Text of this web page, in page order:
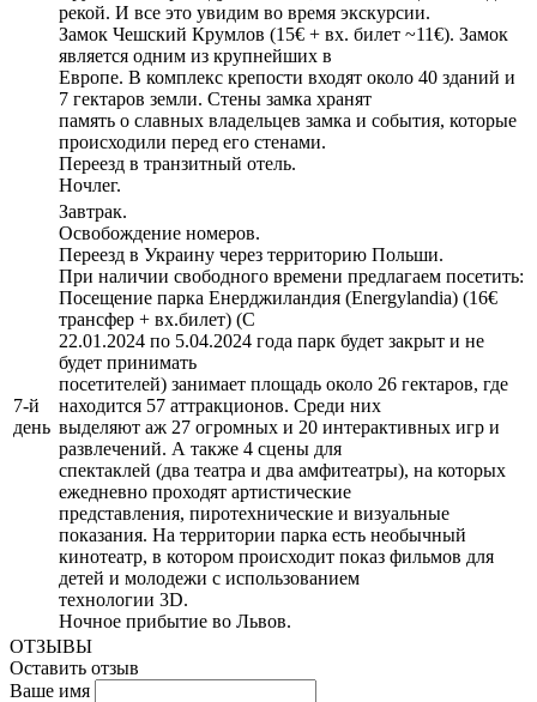
рекой. И все это увидим во время экскурсии.
Замок Чешский Крумлов (15€ + вх. билет ~11€). Замок
является одним из крупнейших в
Европе. В комплекс крепости входят около 40 зданий и
7 гектаров земли. Стены замка хранят
память о славных владельцев замка и события, которые
происходили перед его стенами.
Переезд в транзитный отель.
Ночлег.
7-й
день
Завтрак.
Освобождение номеров.
Переезд в Украину через территорию Польши.
При наличии свободного времени предлагаем посетить:
Посещение парка Енерджиландия (Energylandia) (16€
трансфер + вх.билет) (С
22.01.2024 по 5.04.2024 года парк будет закрыт и не
будет принимать
посетителей) занимает площадь около 26 гектаров, где
находится 57 аттракционов. Среди них
выделяют аж 27 огромных и 20 интерактивных игр и
развлечений. А также 4 сцены для
спектаклей (два театра и два амфитеатры), на которых
ежедневно проходят артистические
представления, пиротехнические и визуальные
показания. На территории парка есть необычный
кинотеатр, в котором происходит показ фильмов для
детей и молодежи с использованием
технологии 3D.
Ночное прибытие во Львов.
ОТЗЫВЫ
Оставить отзыв
Ваше имя